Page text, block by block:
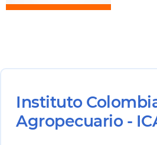
Instituto
Agropecuario -